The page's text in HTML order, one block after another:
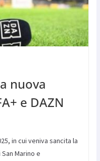
nuova
e DAZN
in cui veniva sancita la
Marino e